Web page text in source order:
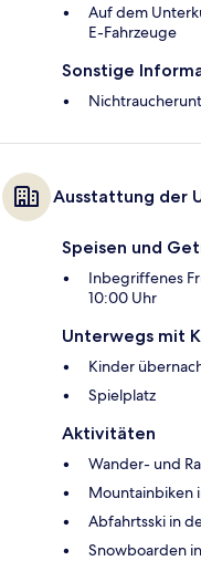
Auf dem
E-Fahrzeuge
Sonstige
Ausstattung der
Speisen und
Inbegriffenes
10:00 Uhr
Unterwegs mit
Kinder
Spielplatz
Aktivitäten
Wander- und
Mountainbiken
Abfahrtsski in
Snowboarden